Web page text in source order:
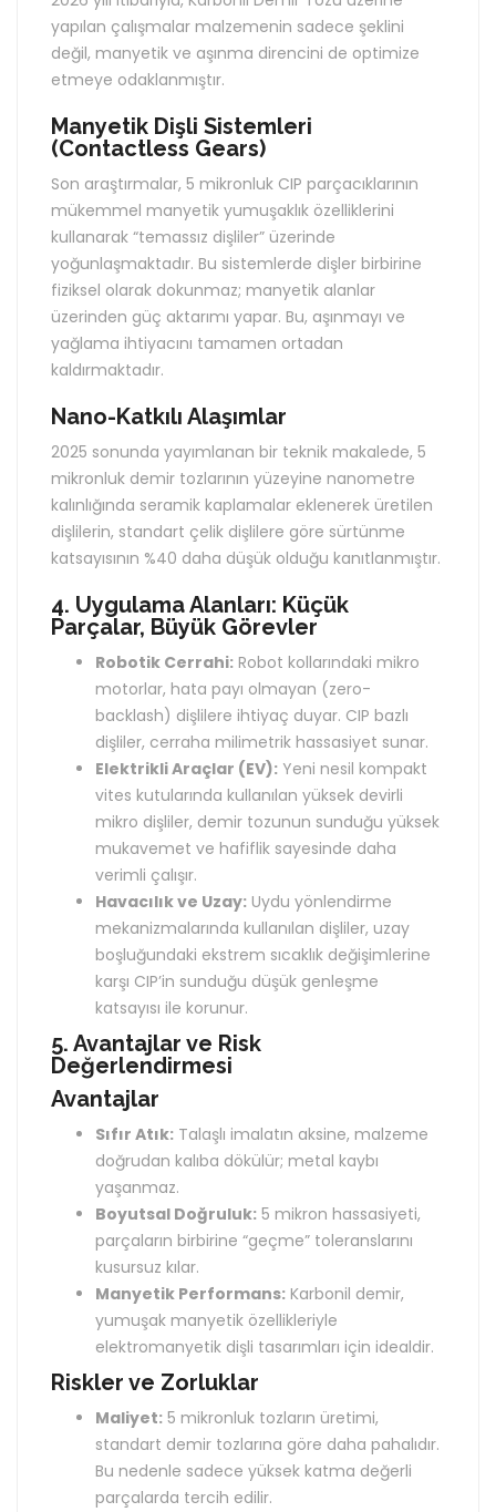
yapılan çalışmalar malzemenin sadece şeklini
değil, manyetik ve aşınma direncini de optimize
etmeye odaklanmıştır.
Manyetik Dişli Sistemleri
(Contactless Gears)
Son araştırmalar, 5 mikronluk CIP parçacıklarının
mükemmel manyetik yumuşaklık özelliklerini
kullanarak “temassız dişliler” üzerinde
yoğunlaşmaktadır. Bu sistemlerde dişler birbirine
fiziksel olarak dokunmaz; manyetik alanlar
üzerinden güç aktarımı yapar. Bu, aşınmayı ve
yağlama ihtiyacını tamamen ortadan
kaldırmaktadır.
Nano-Katkılı Alaşımlar
2025 sonunda yayımlanan bir teknik makalede, 5
mikronluk demir tozlarının yüzeyine nanometre
kalınlığında seramik kaplamalar eklenerek üretilen
dişlilerin, standart çelik dişlilere göre sürtünme
katsayısının %40 daha düşük olduğu kanıtlanmıştır.
4. Uygulama Alanları: Küçük
Parçalar, Büyük Görevler
Robotik Cerrahi: Robot kollarındaki mikro
motorlar, hata payı olmayan (zero-
backlash) dişlilere ihtiyaç duyar. CIP bazlı
dişliler, cerraha milimetrik hassasiyet sunar.
Elektrikli Araçlar (EV): Yeni nesil kompakt
vites kutularında kullanılan yüksek devirli
mikro dişliler, demir tozunun sunduğu yüksek
mukavemet ve hafiflik sayesinde daha
verimli çalışır.
Havacılık ve Uzay: Uydu yönlendirme
mekanizmalarında kullanılan dişliler, uzay
boşluğundaki ekstrem sıcaklık değişimlerine
karşı CIP’in sunduğu düşük genleşme
katsayısı ile korunur.
5. Avantajlar ve Risk
Değerlendirmesi
Avantajlar
Sıfır Atık: Talaşlı imalatın aksine, malzeme
doğrudan kalıba dökülür; metal kaybı
yaşanmaz.
Boyutsal Doğruluk: 5 mikron hassasiyeti,
parçaların birbirine “geçme” toleranslarını
kusursuz kılar.
Manyetik Performans: Karbonil demir,
yumuşak manyetik özellikleriyle
elektromanyetik dişli tasarımları için idealdir.
Riskler ve Zorluklar
Maliyet: 5 mikronluk tozların üretimi,
standart demir tozlarına göre daha pahalıdır.
Bu nedenle sadece yüksek katma değerli
parçalarda tercih edilir.